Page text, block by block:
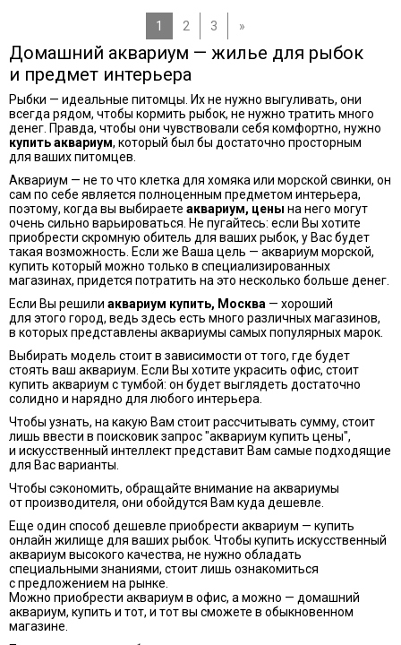
1 2 3 »
Домашний аквариум — жилье для рыбок
и предмет интерьера
Рыбки — идеальные питомцы. Их не нужно выгуливать, они
всегда рядом, чтобы кормить рыбок, не нужно тратить много
денег. Правда, чтобы они чувствовали себя комфортно, нужно
купить аквариум, который был бы достаточно просторным
для ваших питомцев.
Аквариум — не то что клетка для хомяка или морской свинки, он
сам по себе является полноценным предметом интерьера,
поэтому, когда вы выбираете аквариум, цены на него могут
очень сильно варьироваться. Не пугайтесь: если Вы хотите
приобрести скромную обитель для ваших рыбок, у Вас будет
такая возможность. Если же Ваша цель — аквариум морской,
купить который можно только в специализированных
магазинах, придется потратить на это несколько больше денег.
Если Вы решили аквариум купить, Москва — хороший
для этого город, ведь здесь есть много различных магазинов,
в которых представлены аквариумы самых популярных марок.
Выбирать модель стоит в зависимости от того, где будет
стоять ваш аквариум. Если Вы хотите украсить офис, стоит
купить аквариум с тумбой: он будет выглядеть достаточно
солидно и нарядно для любого интерьера.
Чтобы узнать, на какую Вам стоит рассчитывать сумму, стоит
лишь ввести в поисковик запрос "аквариум купить цены",
и искусственный интеллект представит Вам самые подходящие
для Вас варианты.
Чтобы сэкономить, обращайте внимание на аквариумы
от производителя, они обойдутся Вам куда дешевле.
Еще один способ дешевле приобрести аквариум — купить
онлайн жилище для ваших рыбок. Чтобы купить искусственный
аквариум высокого качества, не нужно обладать
специальными знаниями, стоит лишь ознакомиться
с предложением на рынке.
Можно приобрести аквариум в офис, а можно — домашний
аквариум, купить и тот, и тот вы сможете в обыкновенном
магазине.